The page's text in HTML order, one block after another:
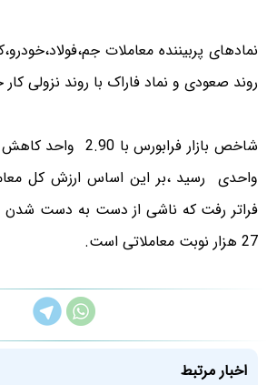
نمادهای پربیننده معاملات
روند صعودی و نماد فاراک با روند نزولی کار
27 هزار نوبت معاملاتی است.
اخبار مرتبط